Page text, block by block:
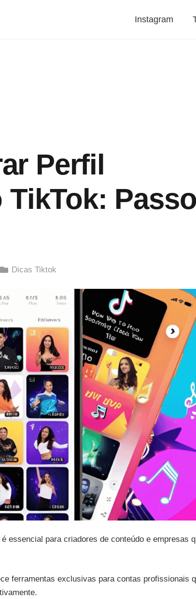
Instagram
Perfil
Dicas Tiktok
essencial para criadores de conteúdo e empresas
ferramentas exclusivas para contas profissionais